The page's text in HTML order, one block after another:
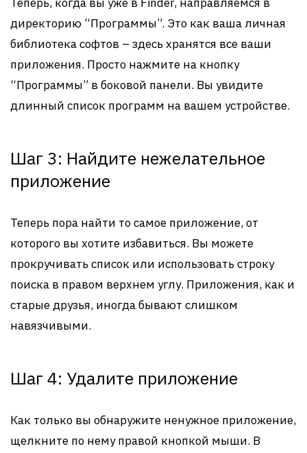
директорию “Программы”. Это как ваша личная
библиотека софтов – здесь хранятся все ваши
приложения. Просто нажмите на кнопку
“Программы” в боковой панели. Вы увидите
длинный список программ на вашем устройстве.
Шаг 3: Найдите нежелательное
приложение
Теперь пора найти то самое приложение, от
которого вы хотите избавиться. Вы можете
прокручивать список или использовать строку
поиска в правом верхнем углу. Приложения, как и
старые друзья, иногда бывают слишком
навязчивыми.
Шаг 4: Удалите приложение
Как только вы обнаружите ненужное приложение,
щелкните по нему правой кнопкой мыши. В